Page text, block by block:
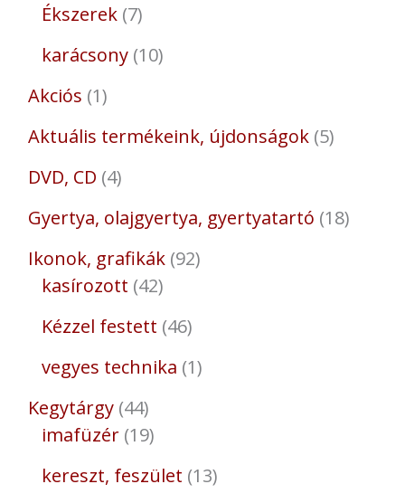
Ékszerek 7
karácsony 10
Akciós 1
Aktuális termékeink, újdonságok 5
DVD, CD 4
Gyertya, olajgyertya, gyertyatartó 18
Ikonok, grafikák 92
kasírozott 42
Kézzel festett 46
vegyes technika 1
Kegytárgy 44
imafüzér 19
kereszt, feszület 13